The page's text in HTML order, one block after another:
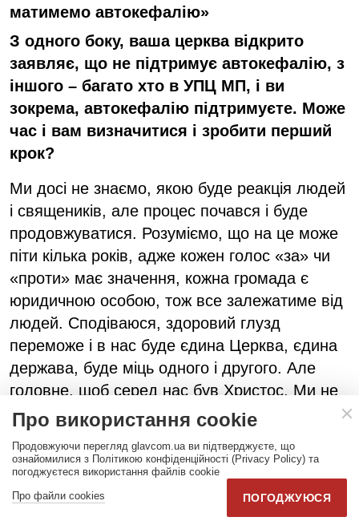
матимемо автокефалію»
З одного боку, ваша церква відкрито
заявляє, що не підтримує автокефалію, з
іншого – багато хто в УПЦ МП, і ви
зокрема, автокефалію підтримуєте. Може
час і вам визначитися і зробити перший
крок?
Ми досі не знаємо, якою буде реакція людей
і священиків, але процес почався і буде
продовжуватися. Розуміємо, що на це може
піти кілька років, адже кожен голос «за» чи
«проти» має значення, кожна громада є
юридичною особою, тож все залежатиме від
людей. Сподіваюся, здоровий глузд
переможе і в нас буде єдина Церква, єдина
держава, буде міць одного і другого. Але
головне, щоб серед нас був Христос. Ми не
втратимо чистоти віри, якщо матимемо
автокефалію. Головне – мати віру.
Чи погоджуєтеся ви з думкою, що
вичікувальна позиція більшості
єпископів пов'язана з тим, що вони
Про використання cookie
Продовжуючи перегляд glavcom.ua ви підтверджуєте, що
ознайомилися з Політикою конфіденційності (Privacy Policy) та
погоджуєтеся використання файлів cookie
Про файли cookies
ПОГОДЖУЮСЯ